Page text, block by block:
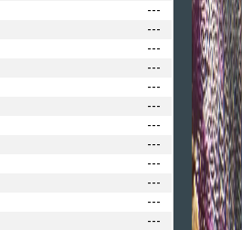
---
---
---
---
---
---
---
---
---
---
---
---